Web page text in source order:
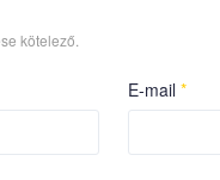
kötelező.
E-mail *